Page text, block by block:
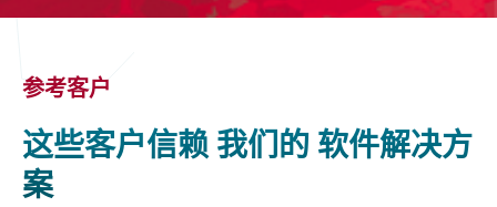
参考客户
这些客户信赖 我们的 软件解决方
案